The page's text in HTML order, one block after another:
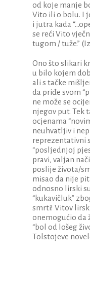
od koje manje
Vito ili o bolu. I
i jutra kada
se reći Vito
tugom / tuže.”
Ono što slikari
u bilo kojem
ali s tačke
da priđe svom
ne može se
njegov put. Tek
ocjenama
neuhvatljiv i
reprezentativni
“posljednjoj
pravi, valjan
poslije života/
misao da nije
odnosno lirski
“kukavičluk”
smrti! Vitov
onemogućio da
“bol od lošeg
Tolstojeve